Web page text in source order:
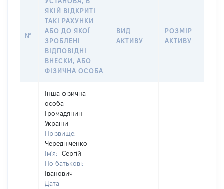
№
ЯКІЙ ВІДКРИТІ
ТАКІ РАХУНКИ
АБО ДО ЯКОЇ
ЗРОБЛЕНІ
ВІДПОВІДНІ
ВНЕСКИ, АБО
ФІЗИЧНА ОСОБА
ВИД
АКТИВУ
РОЗМІР
АКТИВУ
Інша фізична
особа
Громадянин
України
Прізвище:
Чередніченко
Ім'я:
Сергій
По батькові:
Іванович
Дата